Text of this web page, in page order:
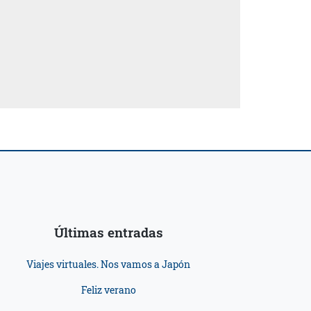
Últimas entradas
Viajes virtuales. Nos vamos a Japón
Feliz verano